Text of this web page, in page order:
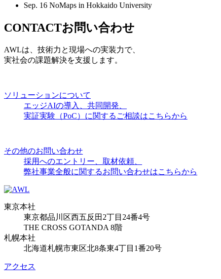
Sep. 16 NoMaps in Hokkaido University
CONTACTお問い合わせ
AWLは、技術力と現場への実装力で、
実社会の課題解決を支援します。
ソリューションについて
エッジAIの導入、共同開発、
実証実験（PoC）に関するご相談はこちらから
その他のお問い合わせ
採用へのエントリー、取材依頼、
弊社事業全般に関するお問い合わせはこちらから
東京本社
東京都品川区西五反田2丁目24番4号
THE CROSS GOTANDA 8階
札幌本社
北海道札幌市東区北8条東4丁目1番20号
アクセス